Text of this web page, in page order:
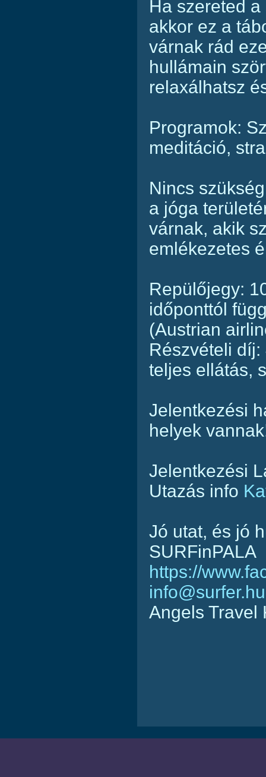
Ha szereted
akkor ez a
várnak rád
hullámain
relaxálhatsz
Programok:
meditáció,
Nincs
a jóga
várnak, akik
emlékezetes
Repülőjegy:
időponttól
(Austrian
Részvételi
teljes ellátás,
Jelentkezési
helyek
Jelentkezési
Utazás info
Jó utat, és jó
SURFinPALA
https://
info@surfer.hu
Angels Travel